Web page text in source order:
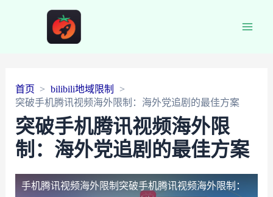
首页
bilibili地域限制
突破手机腾讯视频海外限制：海外党追剧的最佳方案
突破手机腾讯视频海外限
制：海外党追剧的最佳方案
手机腾讯视频海外限制 突破手机腾讯视频海外限制：